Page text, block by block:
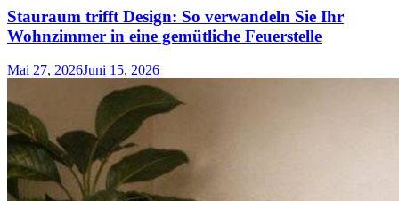
Stauraum trifft Design: So verwandeln Sie Ihr
Wohnzimmer in eine gemütliche Feuerstelle
Mai 27, 2026Juni 15, 2026